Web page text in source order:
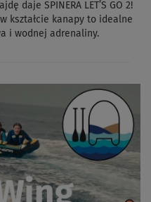
daje SPINERA LET’S GO 2!
kształcie kanapy to idealne
i wodnej adrenaliny.